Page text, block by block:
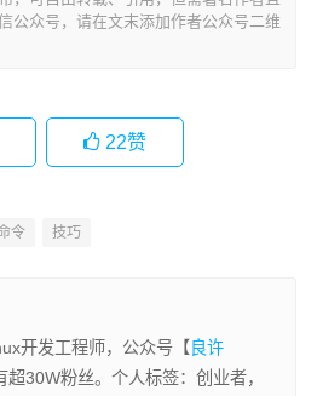
公众号，请在文末添加作者公众号二维
22赞
令 技巧
开发工程师，公众号【 良许
30W粉丝。个人标签：创业者，